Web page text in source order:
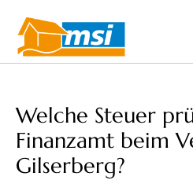
Inhalt
springen
Welche Steuer
Finanzamt beim
Gilserberg?